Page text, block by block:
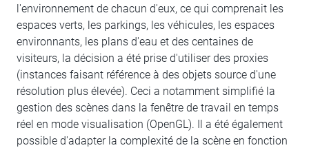
l'environnement de chacun d'eux, ce qui comprenait les
espaces verts, les parkings, les véhicules, les espaces
environnants, les plans d'eau et des centaines de
visiteurs, la décision a été prise d'utiliser des proxies
(instances faisant référence à des objets source d'une
résolution plus élevée). Ceci a notamment simplifié la
gestion des scènes dans la fenêtre de travail en temps
réel en mode visualisation (OpenGL). Il a été également
possible d'adapter la complexité de la scène en fonction